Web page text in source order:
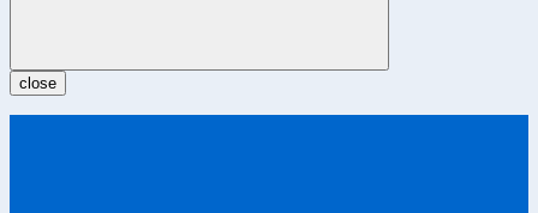
close